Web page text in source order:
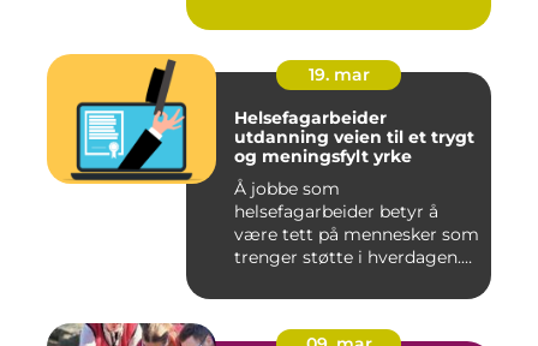
19. mar
Helsefagarbeider
utdanning veien til et trygt
og meningsfylt yrke
Å jobbe som
helsefagarbeider betyr å
være tett på mennesker som
trenger støtte i hverdagen.